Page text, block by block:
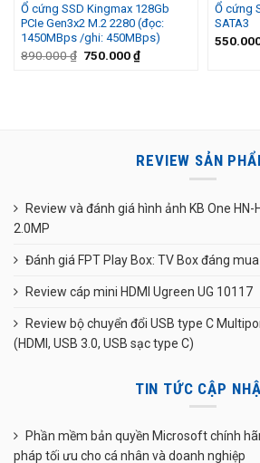
Ổ cứng SSD Kingmax 128Gb
PCIe Gen3x2 M.2 2280 (đọc:
1450MBps /ghi: 450MBps)
890.000₫ Giá
750.000₫Giá
Ổ cứng
SATA3
REVIEW SẢN
Review và đánh giá hình ảnh KB One
2.0MP
Đánh giá FPT Play Box: TV Box đáng
Review cáp mini HDMI Ugreen UG 10117
Review bộ chuyển đổi USB type C
(HDMI, USB 3.0, USB sạc type C)
TIN TỨC CẬP
Phần mềm bản quyền Microsoft chính
pháp tối ưu cho cá nhân và doanh nghiệp